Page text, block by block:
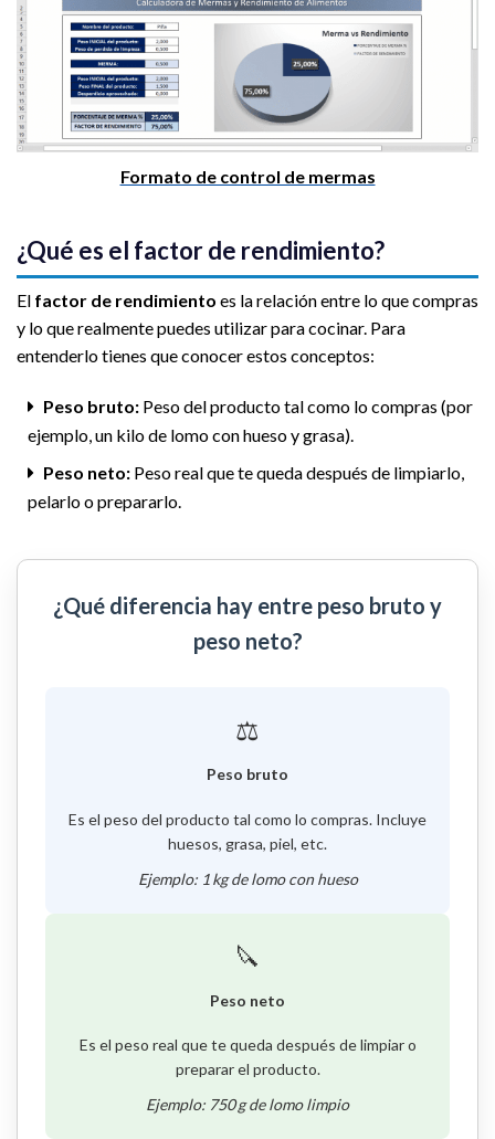
Formato de control de mermas
¿Qué es el factor de rendimiento?
El factor de rendimiento es la relación entre lo que compras
y lo que realmente puedes utilizar para cocinar. Para
entenderlo tienes que conocer estos conceptos:
Peso bruto:Peso del producto tal como lo compras (por
ejemplo, un kilo de lomo con hueso y grasa).
Peso neto:Peso real que te queda después de limpiarlo,
pelarlo o prepararlo.
¿Qué diferencia hay entre peso bruto y
peso neto?
⚖️
Peso bruto
Es el peso del producto tal como lo compras. Incluye
huesos, grasa, piel, etc.
Ejemplo: 1 kg de lomo con hueso
🔪
Peso neto
Es el peso real que te queda después de limpiar o
preparar el producto.
Ejemplo: 750 g de lomo limpio